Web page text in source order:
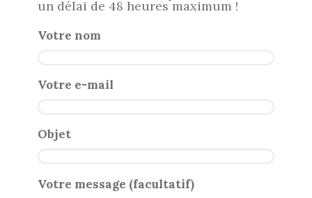
un délai de 48 heures maximum !
Votre nom
Votre e-mail
Objet
Votre message (facultatif)